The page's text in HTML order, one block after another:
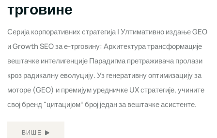
трговине
Серија корпоративних стратегија | Ултимативно издање GEO
и Growth SEO за е-трговину: Архитектура трансформације
вештачке интелигенције Парадигма претраживача пролази
кроз радикалну еволуцију. Уз генеративну оптимизацију за
моторе (GEO) и премијум уредничке UX стратегије, учините
свој бренд "цитацијом“ број један за вештачке асистенте.
ВИШЕ